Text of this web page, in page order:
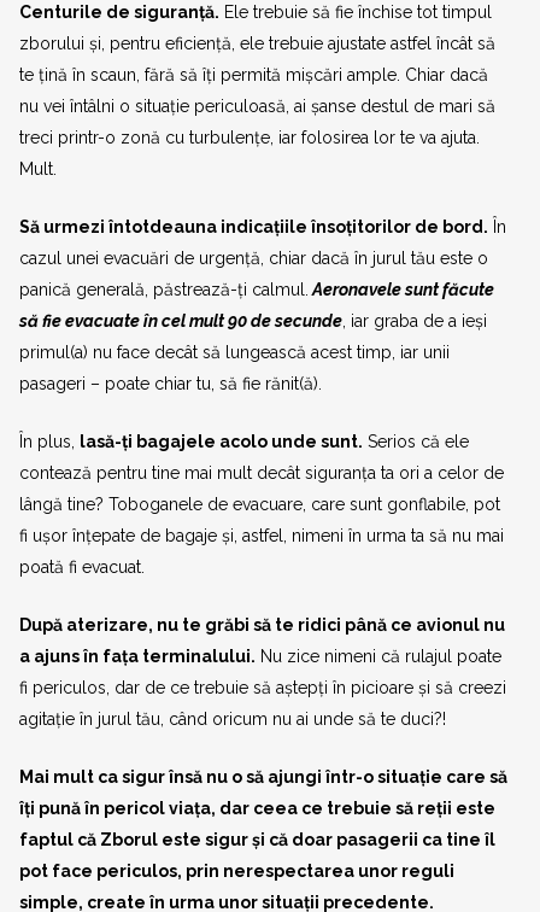
Centurile de siguranță. Ele trebuie să fie închise tot timpul
zborului și, pentru eficiență, ele trebuie ajustate astfel încât să
te țină în scaun, fără să îți permită mișcări ample. Chiar dacă
nu vei întâlni o situație periculoasă, ai șanse destul de mari să
treci printr-o zonă cu turbulențe, iar folosirea lor te va ajuta.
Mult.
Să urmezi întotdeauna indicațiile însoțitorilor de bord. În
cazul unei evacuări de urgență, chiar dacă în jurul tău este o
panică generală, păstrează-ți calmul.
Aeronavele sunt făcute
să fie evacuate în cel mult 90 de secunde , iar graba de a ieși
primul(a) nu face decât să lungească acest timp, iar unii
pasageri – poate chiar tu, să fie rănit(ă).
În plus, lasă-ți bagajele acolo unde sunt. Serios că ele
contează pentru tine mai mult decât siguranța ta ori a celor de
lângă tine? Toboganele de evacuare, care sunt gonflabile, pot
fi ușor înțepate de bagaje și, astfel, nimeni în urma ta să nu mai
poată fi evacuat.
După aterizare, nu te grăbi să te ridici până ce avionul nu
a ajuns în fața terminalului. Nu zice nimeni că rulajul poate
fi periculos, dar de ce trebuie să aștepți în picioare și să creezi
agitație în jurul tău, când oricum nu ai unde să te duci?!
Mai mult ca sigur însă nu o să ajungi într-o situație care să
îți pună în pericol viața, dar ceea ce trebuie să reții este
faptul că Zborul este sigur și că doar pasagerii ca tine îl
pot face periculos, prin nerespectarea unor reguli
simple, create în urma unor situații precedente.